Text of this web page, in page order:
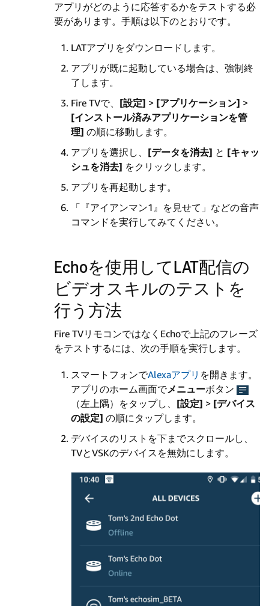
アプリがどのように応答するかをテストする必
要があります。手順は以下のとおりです。
LATアプリをダウンロードします。
アプリが既に起動している場合は、強制終
了します。
Fire TVで、 [設定] > [アプリケーション] >
[インストール済みアプリケーションを管
理] の順に移動します。
アプリを選択し、 [データを消去] と [キャッ
シュを消去] をクリックします。
アプリを再起動します。
「『アイアンマン1』を見せて」などの音声
コマンドを実行してみてください。
Echoを使用してLAT配信の
ビデオスキルのテストを
行う方法
Fire TVリモコンではなくEchoで上記のフレーズ
をテストするには、次の手順を実行します。
スマートフォンでAlexaアプリ を開きます。
アプリのホーム画面でメニューボタン
（左上隅）をタップし、 [設定] > [デバイス
の設定] の順にタップします。
デバイスのリストを下までスクロールし、
TVとVSKのデバイスを無効にします。